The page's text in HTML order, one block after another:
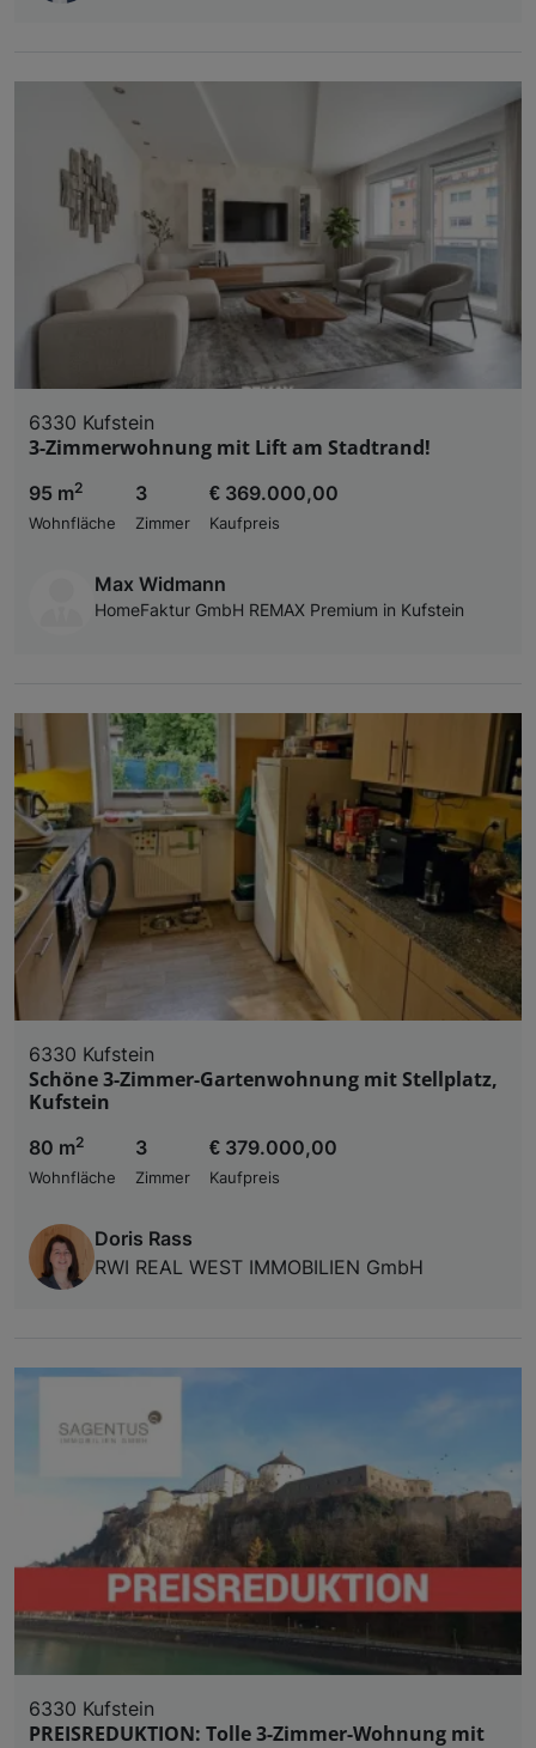
6330 Kufstein
3-Zimmerwohnung mit Lift am Stadtrand!
95 m2
Wohnfläche
3
Zimmer
€ 369.000,00
Kaufpreis
Max Widmann
HomeFaktur GmbH REMAX Premium in Kufstein
6330 Kufstein
Schöne 3-Zimmer-Gartenwohnung mit Stellplatz,
Kufstein
80 m2
Wohnfläche
3
Zimmer
€ 379.000,00
Kaufpreis
Doris Rass
RWI REAL WEST IMMOBILIEN GmbH
6330 Kufstein
PREISREDUKTION: Tolle 3-Zimmer-Wohnung mit